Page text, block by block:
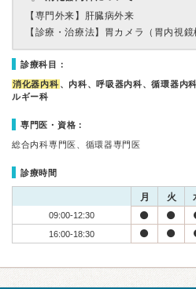
【専門外来】 肝臓病外来
【診療・治療法】 胃カメラ（胃内視鏡
診療科目：
消化器内科 、内科、呼吸器内科、循環器内
ルギー科
専門医・資格：
総合内科専門医、循環器専門医
診療時間
月 火
09:00-12:30
16:00-18:30